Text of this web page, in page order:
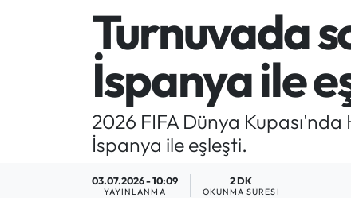
Turnuvada
İspanya ile
2026 FIFA Dünya
İspanya ile eşleşti.
03.07.2026 - 10:09
YAYINLANMA
2 DK
OKUNMA SÜRESI
Bilim - Teknoloji
Kültür - Sanat